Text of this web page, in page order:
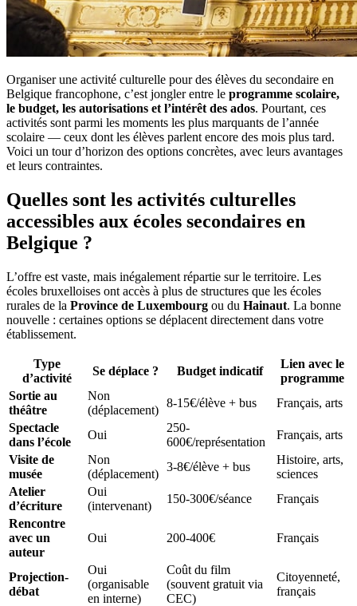
Organiser une activité culturelle pour des élèves du secondaire en
Belgique francophone, c’est jongler entre le programme scolaire,
le budget, les autorisations et l’intérêt des ados. Pourtant, ces
activités sont parmi les moments les plus marquants de l’année
scolaire — ceux dont les élèves parlent encore des mois plus tard.
Voici un tour d’horizon des options concrètes, avec leurs avantages
et leurs contraintes.
Quelles sont les activités culturelles
accessibles aux écoles secondaires en
Belgique ?
L’offre est vaste, mais inégalement répartie sur le territoire. Les
écoles bruxelloises ont accès à plus de structures que les écoles
rurales de la Province de Luxembourg ou du Hainaut. La bonne
nouvelle : certaines options se déplacent directement dans votre
établissement.
Type
d’activité
Se déplace ? Budget indicatif
Lien avec le
programme
Sortie au
théâtre
Non
(déplacement)
8-15€/élève + bus
Français, arts
Spectacle
dans l’école
Oui
250-
600€/représentation
Français, arts
Visite de
musée
Non
(déplacement)
3-8€/élève + bus
Histoire, arts,
sciences
Atelier
d’écriture
Oui
(intervenant)
150-300€/séance
Français
Rencontre
avec un
auteur
Oui 200-400€ Français
Projection-
débat
Oui
(organisable
en interne)
Coût du film
(souvent gratuit via
CEC)
Citoyenneté,
français